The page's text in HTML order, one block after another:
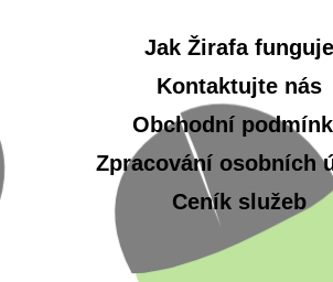
Jak Žirafa funguje
Kontaktujte nás
Obchodní
Zpracování osobních
Ceník služeb